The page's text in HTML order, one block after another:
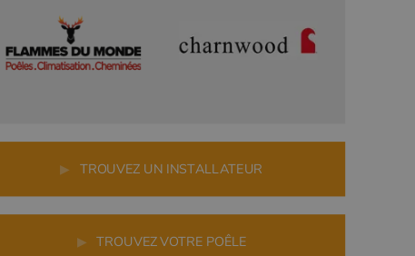
▶ TROUVEZ UN INSTALLATEUR
▶ TROUVEZ VOTRE POÊLE